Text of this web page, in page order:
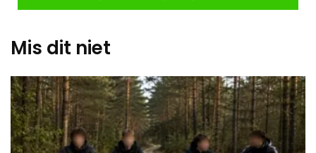
Mis dit niet